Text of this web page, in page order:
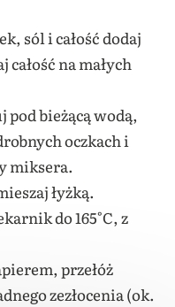
sól i całość dodaj
na małych
pod bieżącą wodą,
oczkach i
miksera.
łyżką.
do 165°C, z
przełóż
zezłocenia (ok.